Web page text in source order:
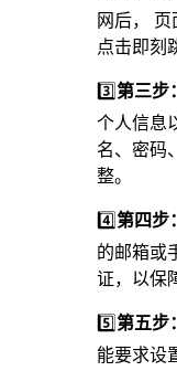
网后，
点击即刻
3️⃣第三步
个人信息
名、密码
整。
4️⃣第四步
的邮箱或
证，以保
5️⃣第五步
能要求设